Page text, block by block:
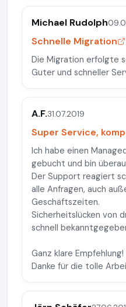
Michael Rudolph
Schnelle Migration
Die Migration erfolgte
Guter und schneller
A.F.31.07.2019
Super Service,
Ich habe einen
gebucht und bin
Der Support reagiert
alle Anfragen, auch
Geschäftszeiten.
Sicherheitslücken von
schnell
Ganz klare Empfehlung!
Danke für die tolle